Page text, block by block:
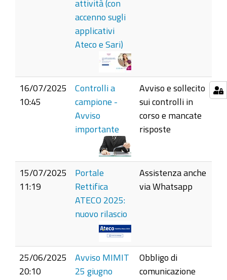
attività (con
accenno sugli
applicativi
Ateco e Sari)
16/07/2025
10:45
Controlli a
campione -
Avviso
importante
Avviso e sollecito
sui controlli in
corso e mancate
risposte
15/07/2025
11:19
Portale
Rettifica
ATECO 2025:
nuovo rilascio
Assistenza anche
via Whatsapp
25/06/2025
20:10
Avviso MIMIT
25 giugno
Obbligo di
comunicazione